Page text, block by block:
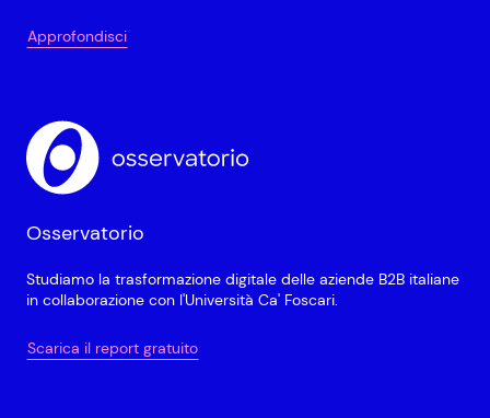
Approfondisci
Osservatorio
Studiamo la trasformazione digitale delle aziende B2B italiane
in collaborazione con l'Università Ca' Foscari.
Scarica il report gratuito